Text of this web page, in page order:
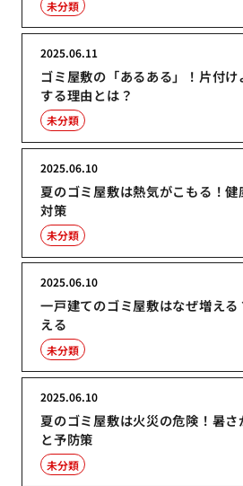
未分類
ゴミ屋敷の「あるある」！片付
する理由とは？
2025.06.11
未分類
夏のゴミ屋敷は熱気がこもる！
対策
2025.06.10
未分類
一戸建てのゴミ屋敷はなぜ増え
える
2025.06.10
未分類
夏のゴミ屋敷は火災の危険！暑
と予防策
2025.06.10
未分類